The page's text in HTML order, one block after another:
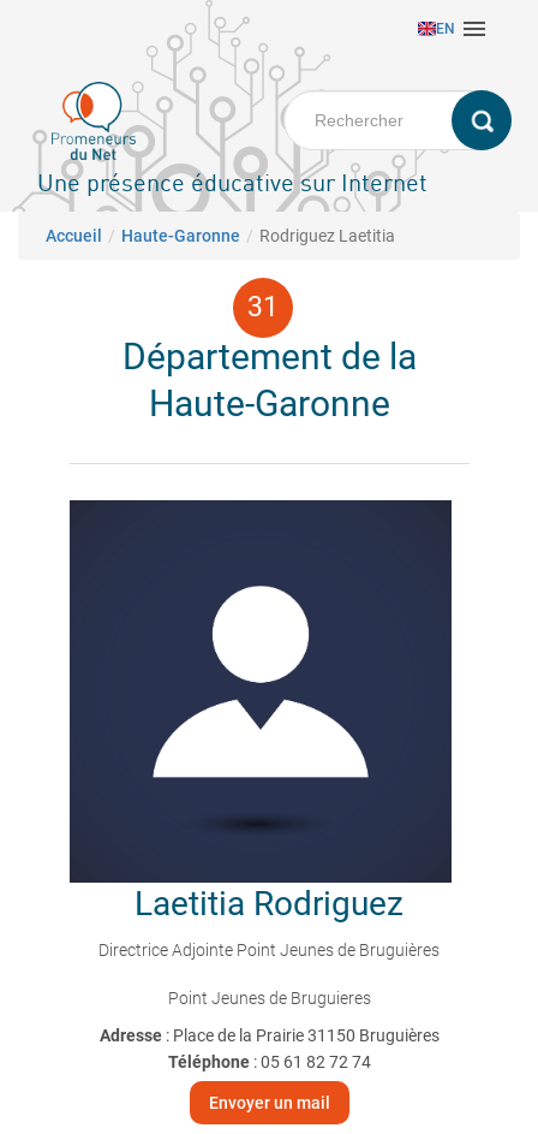
principal
EN 
Une présence éducative sur Internet
Fil d'Ariane
Accueil Haute-Garonne Rodriguez Laetitia
Département de la
Haute-Garonne
Laetitia Rodriguez
Directrice Adjointe Point Jeunes de Bruguières
Point Jeunes de Bruguieres
Adresse : Place de la Prairie 31150 Bruguières
Téléphone:05 61 82 72 74
Envoyer un mail